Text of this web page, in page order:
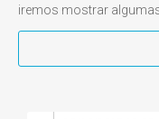
iremos mostrar